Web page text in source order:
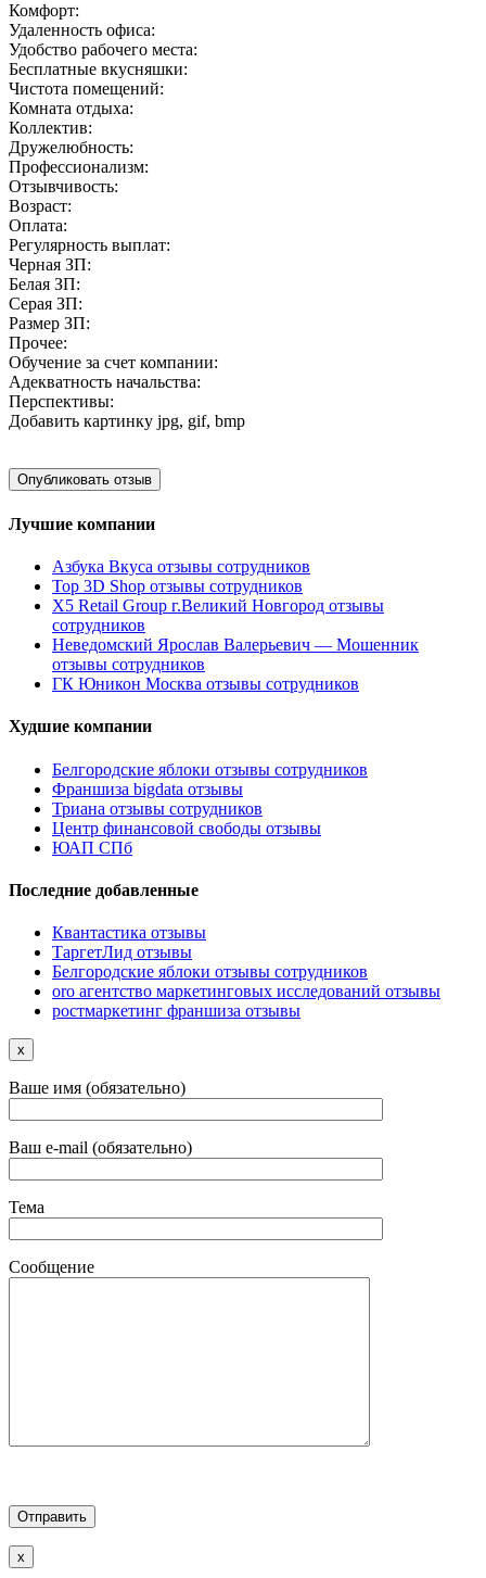
Комфорт:
Удаленность офиса:
Удобство рабочего места:
Бесплатные вкусняшки:
Чистота помещений:
Комната отдыха:
Коллектив:
Дружелюбность:
Профессионализм:
Отзывчивость:
Возраст:
Оплата:
Регулярность выплат:
Черная ЗП:
Белая ЗП:
Серая ЗП:
Размер ЗП:
Прочее:
Обучение за счет компании:
Адекватность начальства:
Перспективы:
Добавить картинку jpg, gif, bmp
Лучшие компании
Азбука Вкуса отзывы сотрудников
Top 3D Shop отзывы сотрудников
X5 Retail Group г.Великий Новгород отзывы
сотрудников
Неведомский Ярослав Валерьевич — Мошенник
отзывы сотрудников
ГК Юникон Москва отзывы сотрудников
Худшие компании
Белгородские яблоки отзывы сотрудников
Франшиза bigdata отзывы
Триана отзывы сотрудников
Центр финансовой свободы отзывы
ЮАП СПб
Последние добавленные
Квантастика отзывы
ТаргетЛид отзывы
Белгородские яблоки отзывы сотрудников
oro агентство маркетинговых исследований отзывы
ростмаркетинг франшиза отзывы
x
Ваше имя (обязательно)
Ваш e-mail (обязательно)
Тема
Сообщение
x